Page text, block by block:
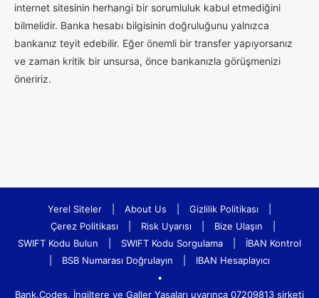
internet sitesinin herhangi bir sorumluluk kabul etmediğini
bilmelidir. Banka hesabı bilgisinin doğruluğunu yalnızca
bankanız teyit edebilir. Eğer önemli bir transfer yapıyorsanız
ve zaman kritik bir unsursa, önce bankanızla görüşmenizi
öneririz.
Yerel Siteler About Us Gizlilik Politikası
Çerez Politikası
Risk Uyarısı Bize Ulaşın
SWIFT Kodu Bulun
SWIFT Kodu Sorgulama
İBAN Kontrol
BSB Numarası Doğrulayın
IBAN Hesaplayıcı
•
Bank.Codes, İngiltere ve Galler Yasaları uyarınca 07209813 şirketi